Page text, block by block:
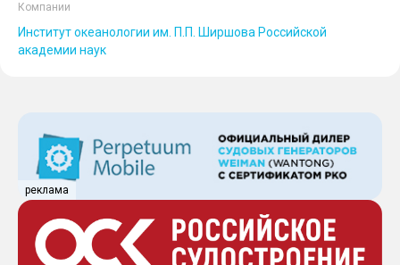
Компании
Институт океанологии им. П.П. Ширшова Российской
академии наук
реклама